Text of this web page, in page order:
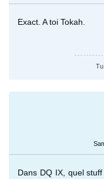
Exact. A toi Tokah.
Dans DQ IX, quel